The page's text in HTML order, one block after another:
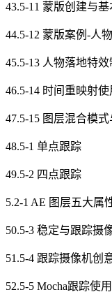
43.5-11 蒙版创建与
44.5-12 蒙版案例-人
45.5-13 人物落地特
46.5-14 时间重映射
47.5-15 图层混合模
48.5-1 单点跟踪
49.5-2 四点跟踪
5.2-1 AE 图层五大属
50.5-3 稳定与跟踪摄
51.5-4 跟踪摄像机创
52.5-5 Mocha跟踪使